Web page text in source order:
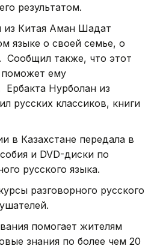
результатом.
из Китая Аман Шадат
языке о своей семье, о
Сообщил также, что этот
ему
Ербакта Нурболан из
русских классиков, книги
в Казахстане передала в
и DVD-диски по
русского языка.
разговорного русского
помогает жителям
знания по более чем 20